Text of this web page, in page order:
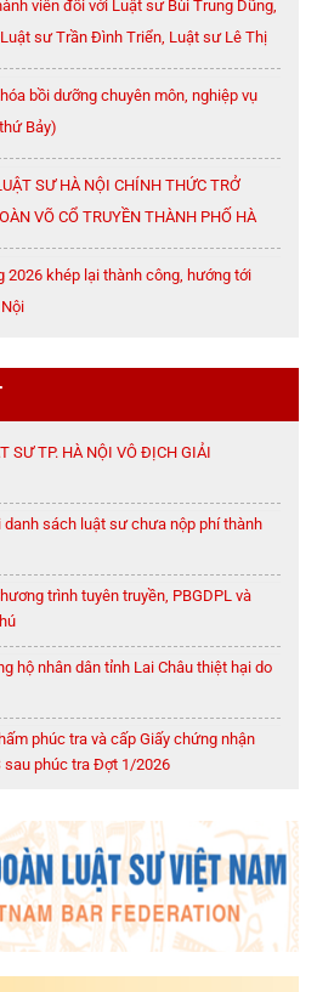
viên đối với Luật sư Bùi Trung Dũng,
sư Trần Đình Triển, Luật sư Lê Thị
bồi dưỡng chuyên môn, nghiệp vụ
Bảy)
SƯ HÀ NỘI CHÍNH THỨC TRỞ
VÕ CỔ TRUYỀN THÀNH PHỐ HÀ
2026 khép lại thành công, hướng tới
SƯ TP. HÀ NỘI VÔ ĐỊCH GIẢI
sách luật sư chưa nộp phí thành
trình tuyên truyền, PBGDPL và
hộ nhân dân tỉnh Lai Châu thiệt hại do
phúc tra và cấp Giấy chứng nhận
sau phúc tra Đợt 1/2026